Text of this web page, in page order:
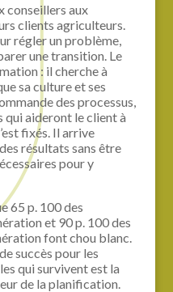
conseillers aux
clients agriculteurs.
régler un problème,
une transition. Le
: il cherche à
sa culture et ses
des processus,
qui aideront le client à
fixés. Il arrive
résultats sans être
pour y
65 p. 100 des
et 90 p. 100 des
font chou blanc.
succès pour les
qui survivent est la
de la planification.